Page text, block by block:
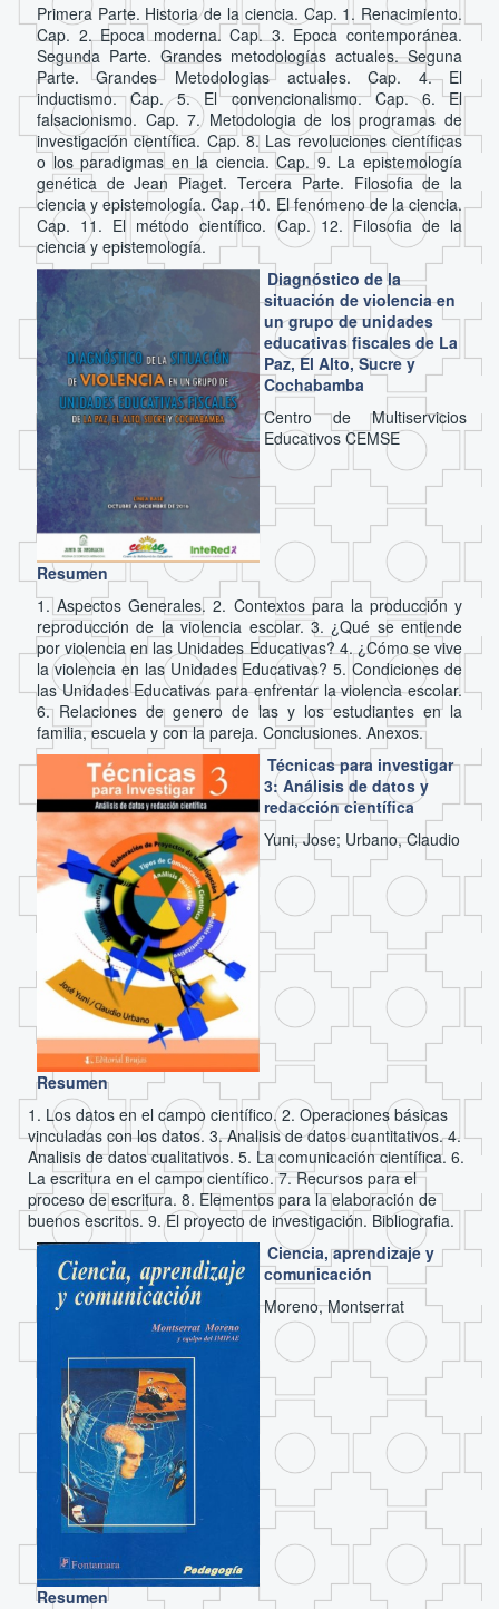
Primera Parte. Historia de la ciencia. Cap. 1. Renacimiento.
Cap. 2. Epoca moderna. Cap. 3. Epoca contemporánea.
Segunda Parte. Grandes metodologías actuales. Seguna
Parte. Grandes Metodologias actuales. Cap. 4. El
inductismo. Cap. 5. El convencionalismo. Cap. 6. El
falsacionismo. Cap. 7. Metodologia de los programas de
investigación científica. Cap. 8. Las revoluciones científicas
o los paradigmas en la ciencia. Cap. 9. La epistemología
genética de Jean Piaget. Tercera Parte. Filosofia de la
ciencia y epistemología. Cap. 10. El fenómeno de la ciencia.
Cap. 11. El método científico. Cap. 12. Filosofia de la
ciencia y epistemología.
Diagnóstico de la
situación de violencia en
un grupo de unidades
educativas fiscales de La
Paz, El Alto, Sucre y
Cochabamba
Centro de Multiservicios
Educativos CEMSE
Resumen
1. Aspectos Generales. 2. Contextos para la producción y
reproducción de la violencia escolar. 3. ¿Qué se entiende
por violencia en las Unidades Educativas? 4. ¿Cómo se vive
la violencia en las Unidades Educativas? 5. Condiciones de
las Unidades Educativas para enfrentar la violencia escolar.
6. Relaciones de genero de las y los estudiantes en la
familia, escuela y con la pareja. Conclusiones. Anexos.
Técnicas para investigar
3: Análisis de datos y
redacción científica
Yuni, Jose; Urbano, Claudio
Resumen
1. Los datos en el campo científico. 2. Operaciones básicas
vinculadas con los datos. 3. Analisis de datos cuantitativos. 4.
Analisis de datos cualitativos. 5. La comunicación científica. 6.
La escritura en el campo científico. 7. Recursos para el
proceso de escritura. 8. Elementos para la elaboración de
buenos escritos. 9. El proyecto de investigación. Bibliografia.
Ciencia, aprendizaje y
comunicación
Moreno, Montserrat
Resumen